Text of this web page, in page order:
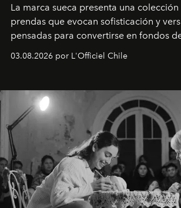
La marca sueca presenta una
prendas que evocan sofisticación y
pensadas para convertirse en fondos
Disponible en Chile desde el 6 de
03.08.2026 por L'Officiel Chile